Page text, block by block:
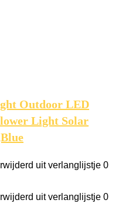
Outdoor LED
Light Solar
uit verlanglijstje 0
uit verlanglijstje 0